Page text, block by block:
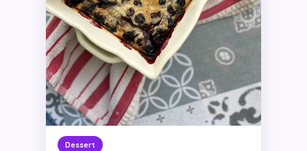
Dessert